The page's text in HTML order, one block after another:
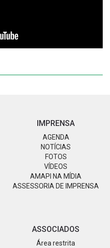
IMPRENSA
AGENDA
NOTÍCIAS
FOTOS
VÍDEOS
AMAPI NA MÍDIA
ASSESSORIA DE IMPRENSA
ASSOCIADOS
Área restrita